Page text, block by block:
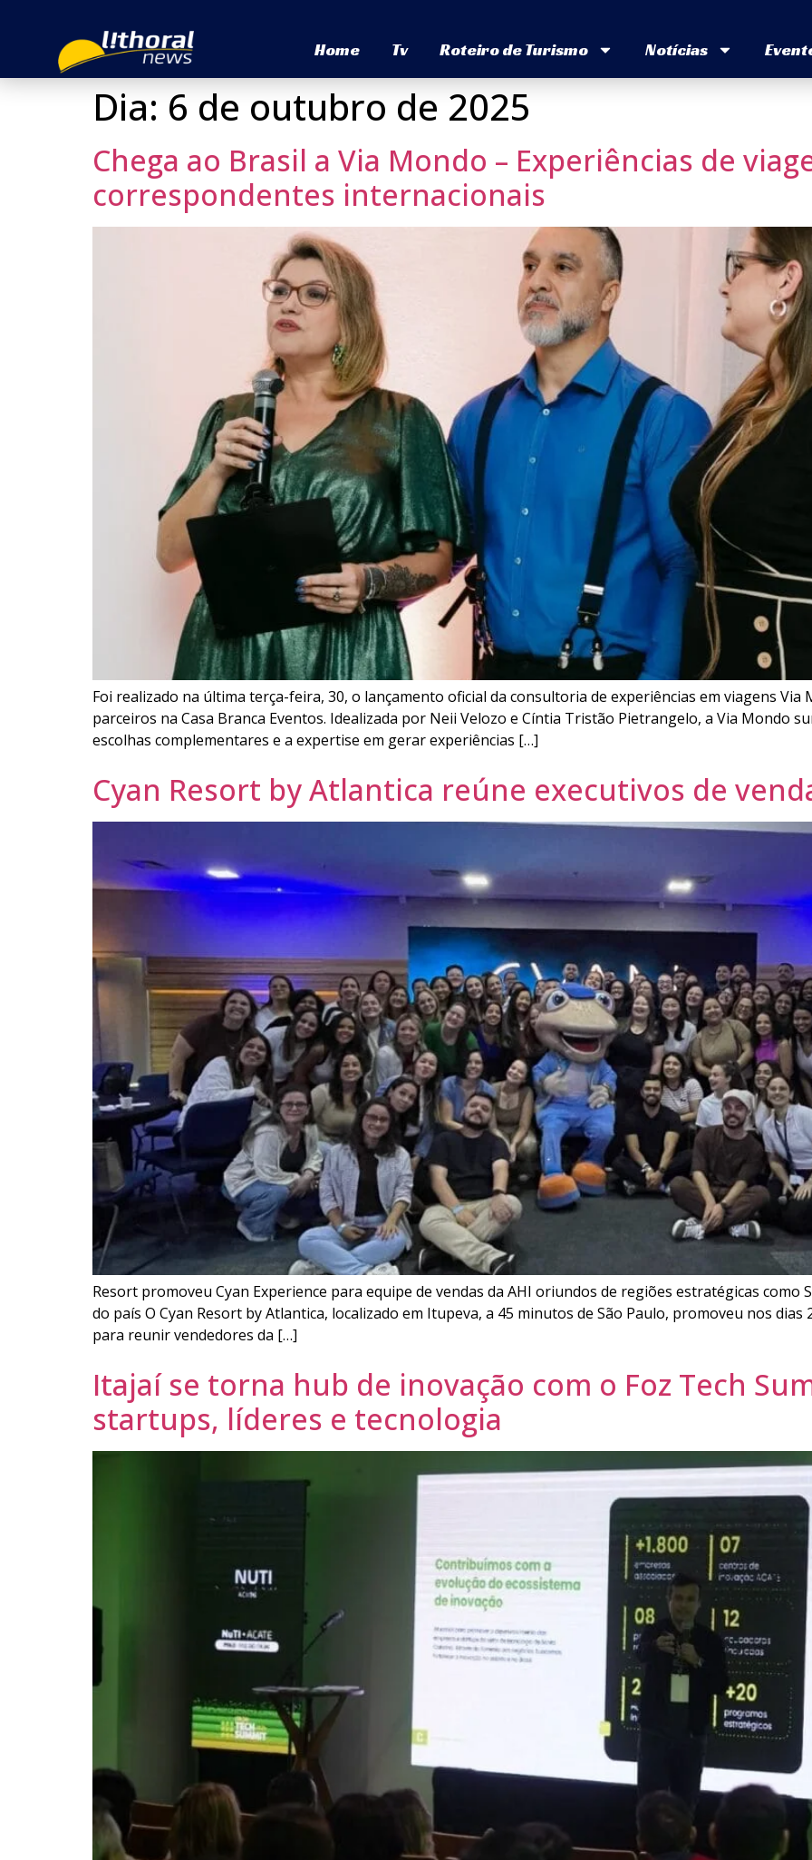
Home Tv Roteiro de Turismo Notícias
Dia: 6 de outubro de 2025
Chega ao Brasil a Via Mondo – Experiências de
correspondentes internacionais
Foi realizado na última terça-feira, 30, o lançamento oficial da consultoria de experiências em viagens
parceiros na Casa Branca Eventos. Idealizada por Neii Velozo e Cíntia Tristão Pietrangelo, a Via Mondo
escolhas complementares e a expertise em gerar experiências […]
Cyan Resort by Atlantica reúne executivos de
Resort promoveu Cyan Experience para equipe de vendas da AHI oriundos de regiões estratégicas como
do país O Cyan Resort by Atlantica, localizado em Itupeva, a 45 minutos de São Paulo, promoveu nos dias
para reunir vendedores da […]
Itajaí se torna hub de inovação com o Foz Tech
startups, líderes e tecnologia